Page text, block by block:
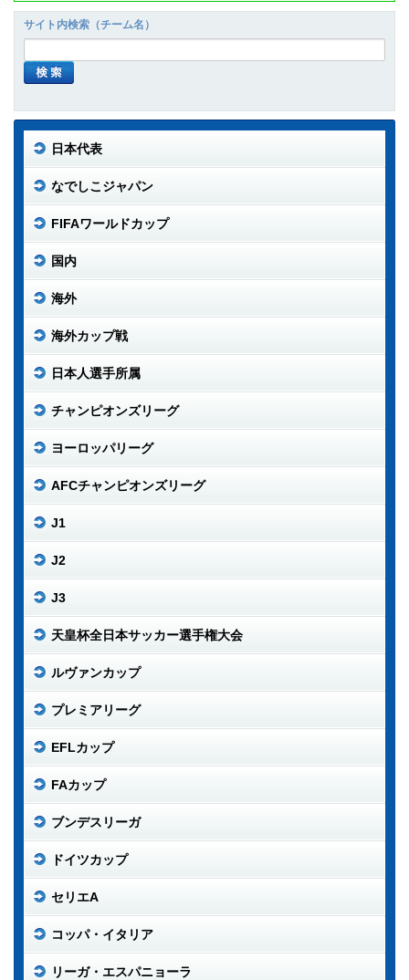
サイト内検索（チーム名）
日本代表
なでしこジャパン
FIFAワールドカップ
国内
海外
海外カップ戦
日本人選手所属
チャンピオンズリーグ
ヨーロッパリーグ
AFCチャンピオンズリーグ
J1
J2
J3
天皇杯全日本サッカー選手権大会
ルヴァンカップ
プレミアリーグ
EFLカップ
FAカップ
ブンデスリーガ
ドイツカップ
セリエA
コッパ・イタリア
リーガ・エスパニョーラ